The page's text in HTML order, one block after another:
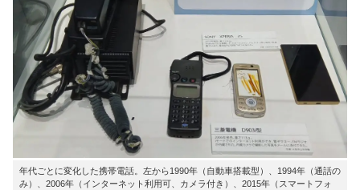
年代ごとに変化した携帯電話。左から1990年（自動車搭載型）、1994年（通話の
み）、2006年（インターネット利用可、カメラ付き）、2015年（スマートフォ